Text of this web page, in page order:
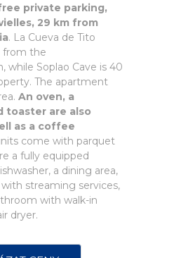
private parking,
29 km from
. La Cueva de Tito
from the
while Soplao Cave is 40
The apartment
An oven, a
toaster are also
as a coffee
come with parquet
a fully equipped
a dining area,
streaming services,
with walk-in
dryer.